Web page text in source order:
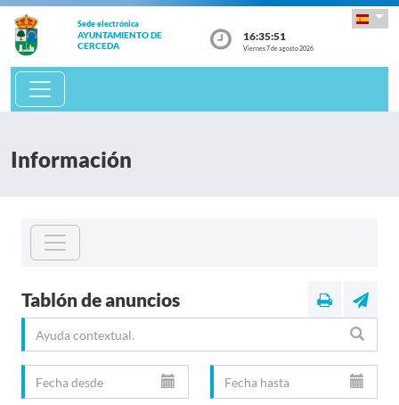
Sede electrónica
AYUNTAMIENTO DE
CERCEDA
16:35:52
Viernes 7 de agosto 2026
Información
Tablón de anuncios